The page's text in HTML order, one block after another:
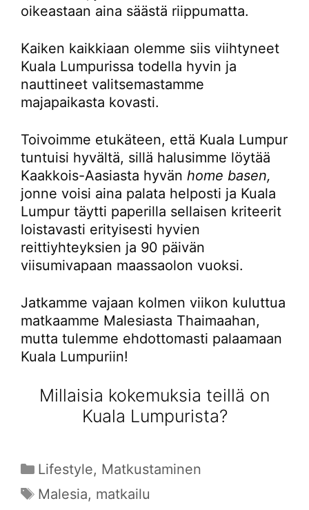
oikeastaan aina säästä riippumatta.
Kaiken kaikkiaan olemme siis viihtyneet
Kuala Lumpurissa todella hyvin ja
nauttineet valitsemastamme
majapaikasta kovasti.
Toivoimme etukäteen, että Kuala Lumpur
tuntuisi hyvältä, sillä halusimme löytää
Kaakkois-Aasiasta hyvän home basen,
jonne voisi aina palata helposti ja Kuala
Lumpur täytti paperilla sellaisen kriteerit
loistavasti erityisesti hyvien
reittiyhteyksien ja 90 päivän
viisumivapaan maassaolon vuoksi.
Jatkamme vajaan kolmen viikon kuluttua
matkaamme Malesiasta Thaimaahan,
mutta tulemme ehdottomasti palaamaan
Kuala Lumpuriin!
Millaisia kokemuksia teillä on
Kuala Lumpurista?
Kategoriat
Lifestyle, Matkustaminen
Avainsanat
Malesia, matkailu